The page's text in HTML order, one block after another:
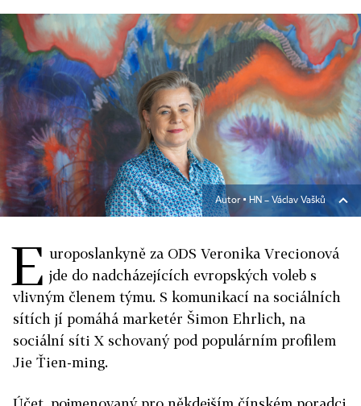
Autor ▪ HN – Václav Vašků
E uroposlankyně za ODS Veronika Vrecionová
jde do nadcházejících evropských voleb s
vlivným členem týmu. S komunikací na sociálních
sítích jí pomáhá marketér Šimon Ehrlich, na
sociální síti X schovaný pod populárním profilem
Jie Ťien-ming.